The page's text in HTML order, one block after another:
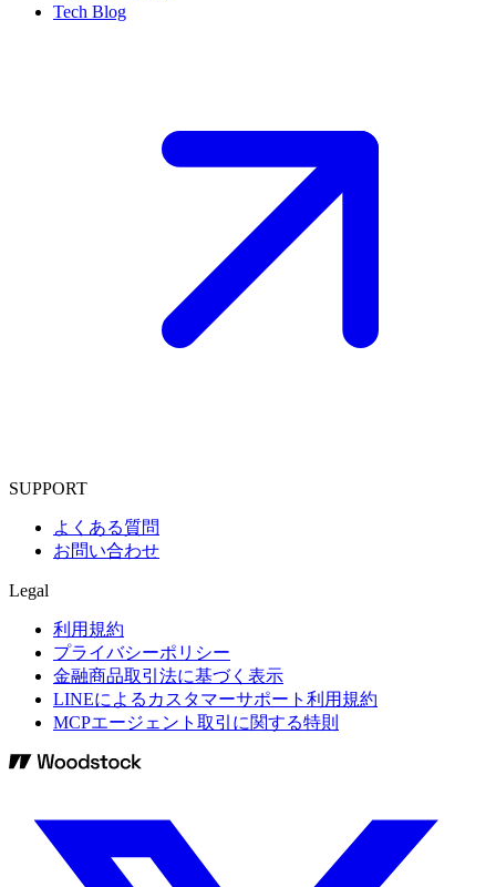
Tech Blog
SUPPORT
よくある質問
お問い合わせ
Legal
利用規約
プライバシーポリシー
金融商品取引法に基づく表示
LINEによるカスタマーサポート利用規約
MCPエージェント取引に関する特則